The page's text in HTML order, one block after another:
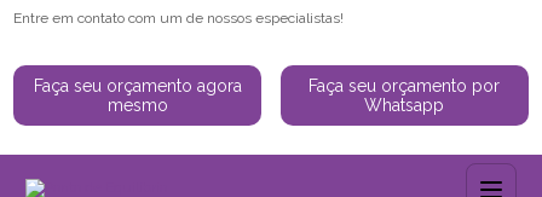
Entre em contato com um de nossos especialistas!
Faça seu orçamento agora
mesmo
Faça seu orçamento por
Whatsapp